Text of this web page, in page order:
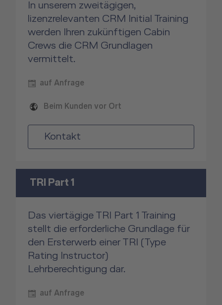
In unserem zweitägigen,
lizenzrelevanten CRM Initial Training
werden Ihren zukünftigen Cabin
Crews die CRM Grundlagen
vermittelt.
auf Anfrage
Beim Kunden vor Ort
Kontakt
TRI Part 1
Das viertägige TRI Part 1 Training
stellt die erforderliche Grundlage für
den Ersterwerb einer TRI (Type
Rating Instructor)
Lehrberechtigung dar.
auf Anfrage